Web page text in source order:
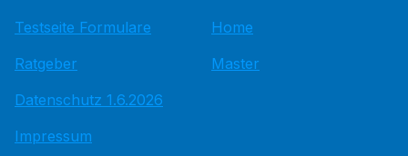
Testseite Formulare
Ratgeber
Datenschutz 1.6.2026
Impressum
Home
Master